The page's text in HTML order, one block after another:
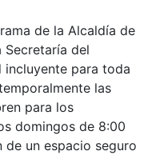
de la Alcaldía de
Secretaría del
incluyente para toda
las
para los
domingos de 8:00
de un espacio seguro